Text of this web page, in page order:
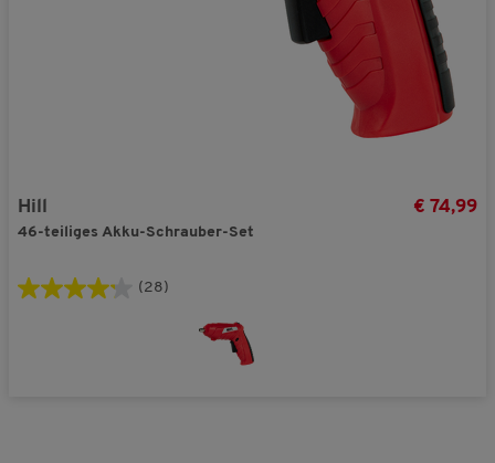
Hill
46-teiliges Akku-Schrauber-Set
€ 74,99
(28)